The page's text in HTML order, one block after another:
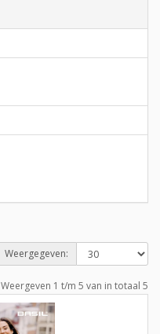
Weergegeven:
Weergeven 1 t/m 5 van in totaal 5